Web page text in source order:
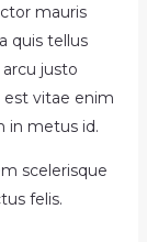
mauris
quis tellus
justo
est vitae enim
in metus id.
scelerisque
felis.